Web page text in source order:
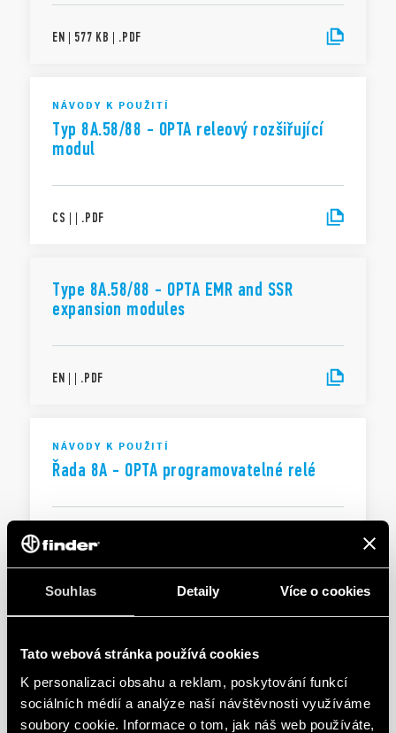
Souhlas Detaily Více o cookies
Tato webová stránka používá cookies
K personalizaci obsahu a reklam, poskytování funkcí
sociálních médií a analýze naší návštěvnosti využíváme
soubory cookie. Informace o tom, jak náš web používáte,
EN | 577 KB | .PDF
NÁVODY K POUŽITÍ
Typ 8A.58/88 - OPTA releový rozšiřující
modul
CS | | .PDF
Type 8A.58/88 - OPTA EMR and SSR
expansion modules
EN | | .PDF
NÁVODY K POUŽITÍ
Řada 8A - OPTA programovatelné relé
CS || .PDF
8A Series - OPTA PLR
EN|| .PDF